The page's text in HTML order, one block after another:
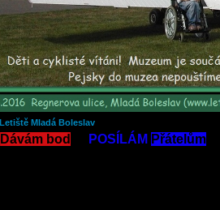
Letiště Mladá Boleslav
Dávám bod POSÍLÁM Přátelům